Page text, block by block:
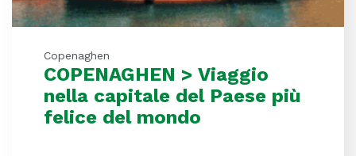
Copenaghen
COPENAGHEN > Viaggio
nella capitale del Paese più
felice del mondo